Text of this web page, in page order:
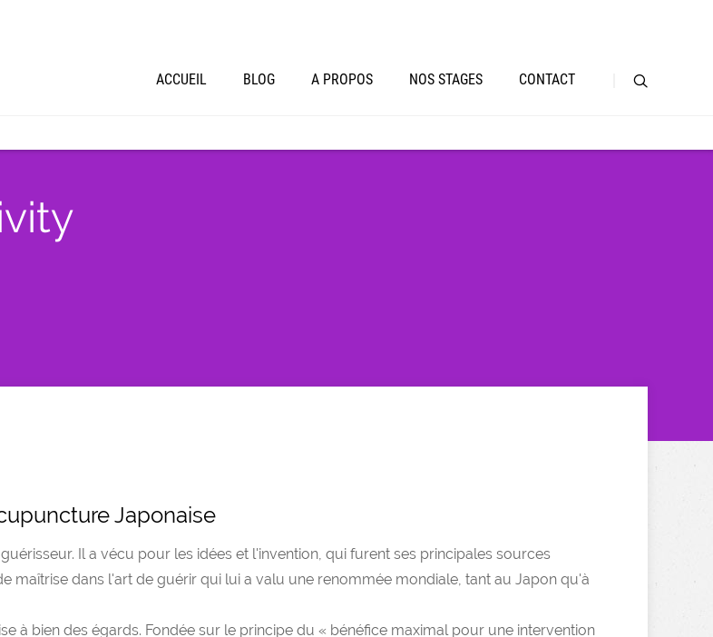
ACCUEIL BLOG A PROPOS NOS STAGES CONTACT
Japonaise
Il a vécu pour les idées et l'invention, qui furent ses principales sources
maîtrise dans l'art de guérir qui lui a valu une renommée mondiale, tant au Japon qu'à
à bien des égards. Fondée sur le principe du « bénéfice maximal pour une intervention